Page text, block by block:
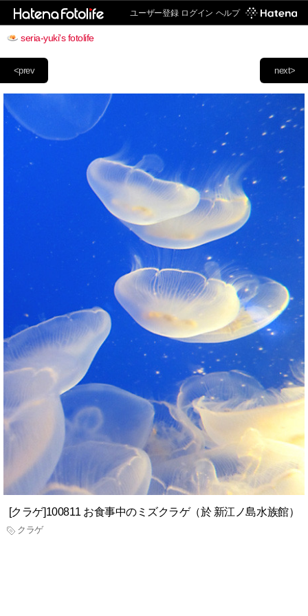
ユーザー登録 ログイン ヘルプ
seria-yuki's fotolife
next>
<prev
[クラゲ]100811 お食事中のミズクラゲ（於 新江ノ島水族館）
クラゲ